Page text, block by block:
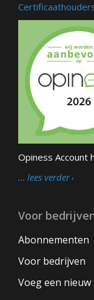
Opiness Account
… lees verder
Voor
Abonnementen
Voor bedrijven
Voeg een